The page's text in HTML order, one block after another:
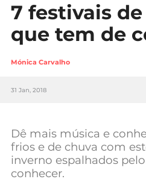
Carreira
Casa
Tecnologia
Negócios
7 festivais
que tem de
Mónica Carvalho
31 Jan, 2018
Dê mais música e
frios e de chuva com
inverno espalhados
conhecer.